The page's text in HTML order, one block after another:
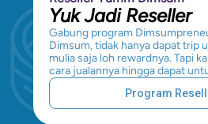
Yuk Jadi Reseller
Gabung program
Dimsum, tidak hanya dapat trip
mulia saja loh rewardnya. Tapi
cara jualannya hingga dapat
Program